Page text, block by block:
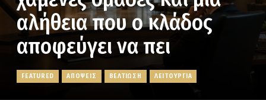
αλήθεια που ο κλάδος
αποφεύγει να πει
FEATURED ΑΠΟΨΕΙΣ ΒΕΛΤΙΩΣΗ ΛΕΙΤΟΥΡΓΙΑ